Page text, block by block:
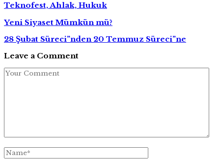
Teknofest, Ahlak, Hukuk
Yeni Siyaset Mümkün mü?
28 Şubat Süreci”nden 20 Temmuz Süreci”ne
Leave a Comment